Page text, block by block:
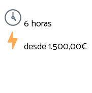
6 horas
desde1.500,00€